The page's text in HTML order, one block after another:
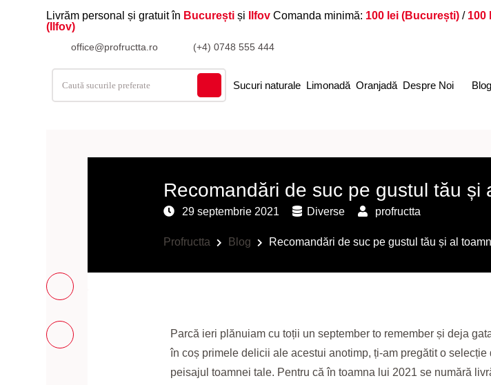
Livrăm personal și gratuit în București și Ilfov Comanda minimă: 100 lei (București) / 100
(Ilfov)
office@profructta.ro (+4) 0748 555 444
Sucuri naturale Limonadă Oranjadă Despre Noi Blog
Recomandări de suc pe gustul tău și
29 septembrie 2021 Diverse profructta
Profructta Blog Recomandări de suc pe gustul tău și al
Parcă ieri plănuiam cu toții unseptember to remember și deja
în coș primele delicii ale acestui anotimp, ți-am pregătit o
peisajul toamnei tale. Pentru că în toamna lui 2021 se numără